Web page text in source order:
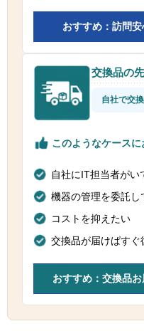
おすすめ：訪問安
交換品の
自社で交
このようなケースに
自社にIT担当者がい
機器の管理を委託し
コストを抑えたい
交換品が届けばすぐ
おすすめ：交換品お